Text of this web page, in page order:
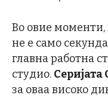
Во овие
не е само
главна работна
студио. Серијата
за оваа високо